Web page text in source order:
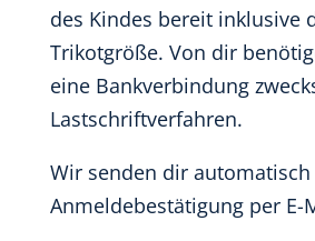
des Kindes bereit inklusive
Trikotgröße. Von dir
eine Bankverbindung
Lastschriftverfahren.
Wir senden dir automatisch
Anmeldebestätigung per E-